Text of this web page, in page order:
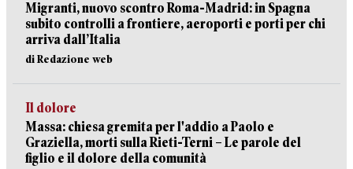
Migranti, nuovo scontro Roma-Madrid: in Spagna
subito controlli a frontiere, aeroporti e porti per chi
arriva dall’Italia
di Redazione web
Il dolore
Massa: chiesa gremita per l'addio a Paolo e
Graziella, morti sulla Rieti-Terni – Le parole del
figlio e il dolore della comunità